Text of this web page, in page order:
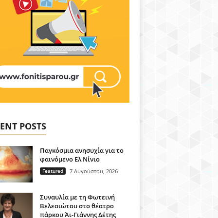
POSTS
Παγκόσμια ανησυχία για το
φαινόμενο Ελ Νίνιο
Featured 7 Αυγούστου, 2026
Συναυλία με τη Φωτεινή
Βελεσιώτου στο θέατρο
πάρκου Άι-Γιάννης Δέτης